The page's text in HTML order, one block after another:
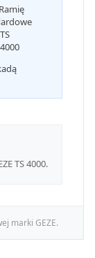
TS 4000.
marki GEZE.